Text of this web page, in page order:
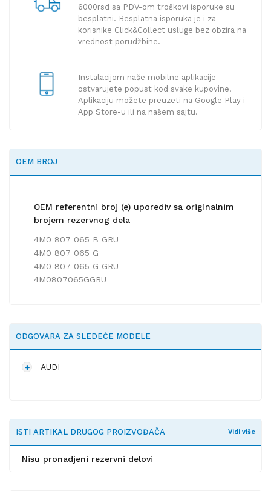
6000rsd sa PDV-om troškovi isporuke su
besplatni. Besplatna isporuka je i za
korisnike Click&Collect usluge bez obzira na
vrednost porudžbine.
Instalacijom naše mobilne aplikacije
ostvarujete popust kod svake kupovine.
Aplikaciju možete preuzeti na Google Play i
App Store-u ili na našem sajtu.
OEM BROJ
OEM referentni broj (e) uporediv sa originalnim
brojem rezervnog dela
4M0 807 065 B GRU
4M0 807 065 G
4M0 807 065 G GRU
4M0807065GGRU
ODGOVARA ZA SLEDEĆE MODELE
AUDI
ISTI ARTIKAL DRUGOG PROIZVOĐAČA Vidi više
Nisu pronadjeni rezervni delovi